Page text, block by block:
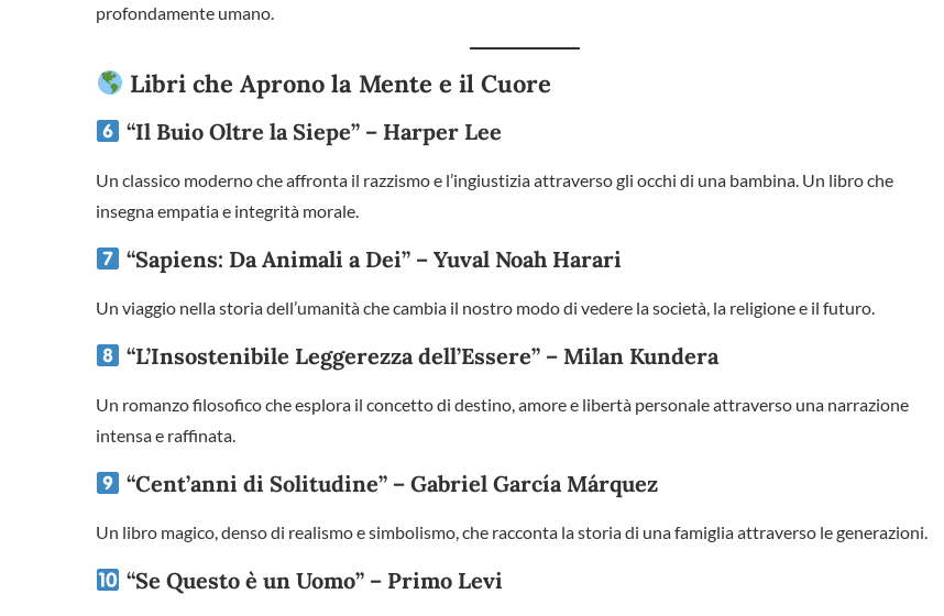
profondamente umano.
Libri che Aprono la Mente e il Cuore
“Il Buio Oltre la Siepe” – Harper Lee
Un classico moderno che affronta il razzismo e l’ingiustizia attraverso gli occhi di una bambina. Un libro che
insegna empatia e integrità morale.
“Sapiens: Da Animali a Dei” – Yuval Noah Harari
Un viaggio nella storia dell’umanità che cambia il nostro modo di vedere la società, la religione e il futuro.
“L’Insostenibile Leggerezza dell’Essere” – Milan Kundera
Un romanzo filosofico che esplora il concetto di destino, amore e libertà personale attraverso una narrazione
intensa e raffinata.
“Cent’anni di Solitudine” – Gabriel García Márquez
Un libro magico, denso di realismo e simbolismo, che racconta la storia di una famiglia attraverso le generazioni.
“Se Questo è un Uomo” – Primo Levi